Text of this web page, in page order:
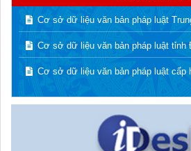
Cơ sở dữ liệu văn bản pháp luật
Cơ sở dữ liệu văn bản pháp luật tỉnh
Cơ sở dữ liệu văn bản pháp luật cấp